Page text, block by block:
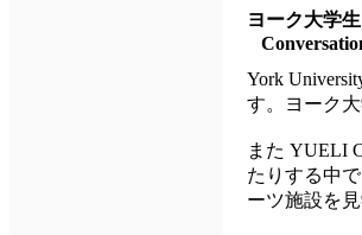
ヨーク大学
York
す。ヨーク
また YUELI
たりする中
ーツ施設を